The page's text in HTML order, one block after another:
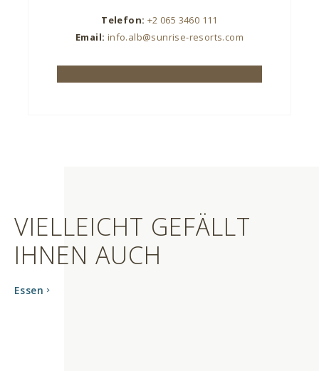
Telefon: +2 065 3460 111
Email: info.alb@sunrise-resorts.com
VIELLEICHT GEFÄLLT
IHNEN AUCH
Essen